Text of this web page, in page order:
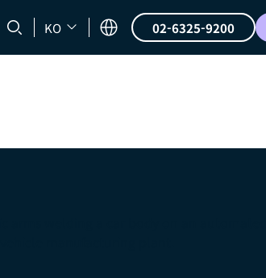
KO 02-6325-9200